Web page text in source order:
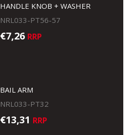
HANDLE KNOB + WASHER
NRL033-PT56-57
€7,26 RRP
BAIL ARM
NRL033-PT32
€13,31 RRP